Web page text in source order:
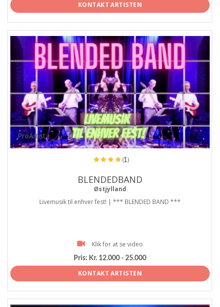
KONTAKT ARTISTEN
ProArtist
(1)
BLENDEDBAND
Østjylland
Livemusik til enhver fest! | *** BLENDED BAND ***
Klik for at se video
Pris: Kr. 12.000 - 25.000
KONTAKT ARTISTEN